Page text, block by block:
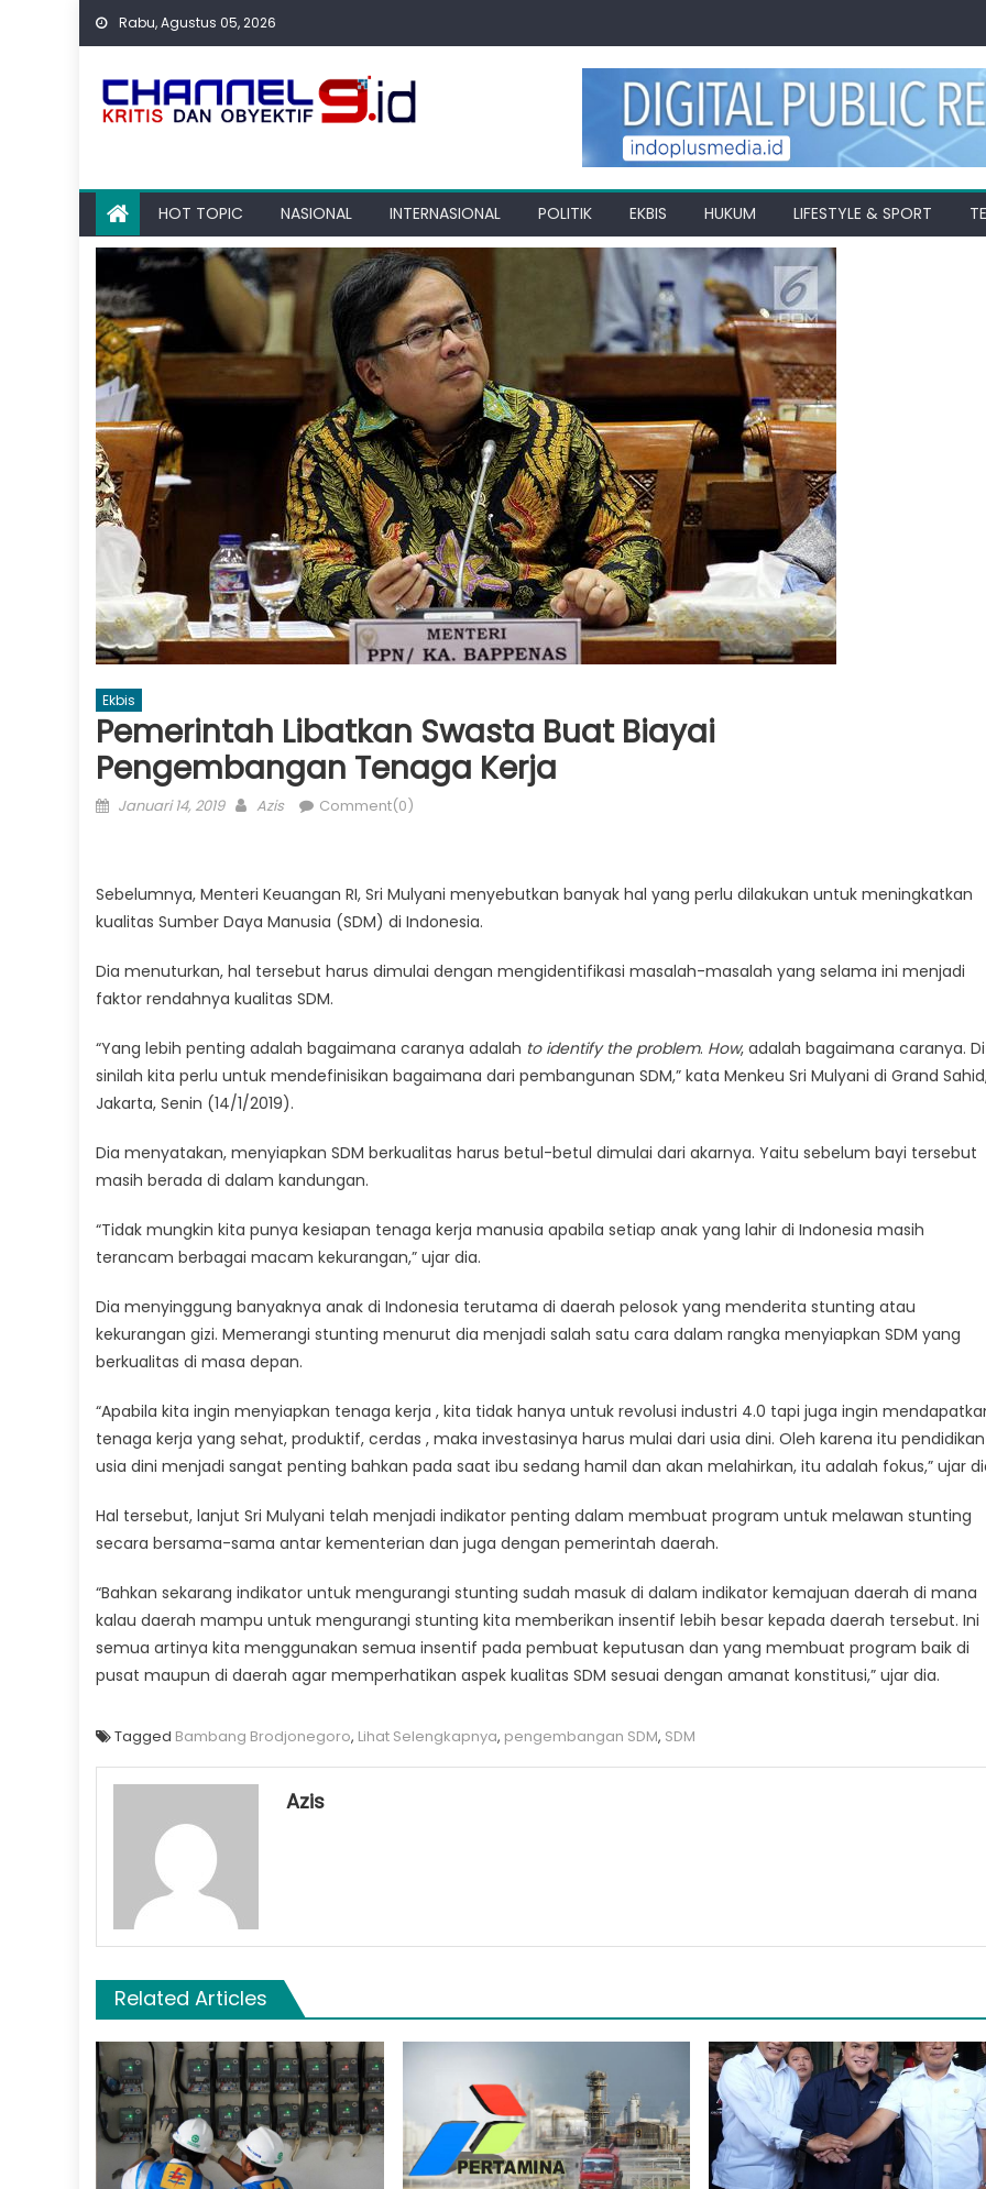
Skip
Rabu, Agustus 05, 2026
HOT TOPIC NASIONAL INTERNASIONAL POLITIK EKBIS HUKUM LIFESTYLE & SPORT
Ekbis
Pemerintah Libatkan Swasta Buat Biayai
Pengembangan Tenaga Kerja
Posted
Januari 14, 2019 Author
Azis Comment(0)
Sebelumnya, Menteri Keuangan RI, Sri Mulyani menyebutkan banyak hal yang perlu dilakukan untuk meningkatkan
kualitas Sumber Daya Manusia (SDM) di Indonesia.
Dia menuturkan, hal tersebut harus dimulai dengan mengidentifikasi masalah-masalah yang selama ini menjadi
faktor rendahnya kualitas SDM.
“Yang lebih penting adalah bagaimana caranya adalah to identify the problem. How, adalah bagaimana caranya. Di
sinilah kita perlu untuk mendefinisikan bagaimana dari pembangunan SDM,” kata Menkeu Sri Mulyani di Grand
Jakarta, Senin (14/1/2019).
Dia menyatakan, menyiapkan SDM berkualitas harus betul-betul dimulai dari akarnya. Yaitu sebelum bayi tersebut
masih berada di dalam kandungan.
“Tidak mungkin kita punya kesiapan tenaga kerja manusia apabila setiap anak yang lahir di Indonesia masih
terancam berbagai macam kekurangan,” ujar dia.
Dia menyinggung banyaknya anak di Indonesia terutama di daerah pelosok yang menderita stunting atau
kekurangan gizi. Memerangi stunting menurut dia menjadi salah satu cara dalam rangka menyiapkan SDM yang
berkualitas di masa depan.
“Apabila kita ingin menyiapkan tenaga kerja , kita tidak hanya untuk revolusi industri 4.0 tapi juga ingin
tenaga kerja yang sehat, produktif, cerdas , maka investasinya harus mulai dari usia dini. Oleh karena itu pendidikan
usia dini menjadi sangat penting bahkan pada saat ibu sedang hamil dan akan melahirkan, itu adalah fokus,” ujar
Hal tersebut, lanjut Sri Mulyani telah menjadi indikator penting dalam membuat program untuk melawan stunting
secara bersama-sama antar kementerian dan juga dengan pemerintah daerah.
“Bahkan sekarang indikator untuk mengurangi stunting sudah masuk di dalam indikator kemajuan daerah di mana
kalau daerah mampu untuk mengurangi stunting kita memberikan insentif lebih besar kepada daerah tersebut. Ini
semua artinya kita menggunakan semua insentif pada pembuat keputusan dan yang membuat program baik di
pusat maupun di daerah agar memperhatikan aspek kualitas SDM sesuai dengan amanat konstitusi,” ujar dia.
Tagged Bambang Brodjonegoro, Lihat Selengkapnya, pengembangan SDM, SDM
Azis
Related Articles